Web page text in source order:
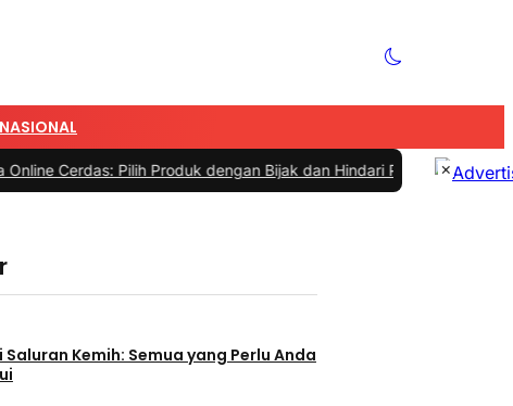
Pilih Produk dengan Bijak dan Hindari Penipuan|#4 - Tips Memilih
Saluran Kemih: Semua yang Perlu Anda
×